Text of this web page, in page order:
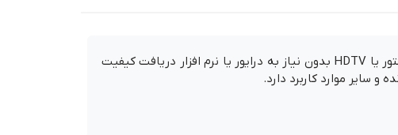
تبدیل USB-C به HDMI 4K 60Hz لنشن مدل CU208 انتقال تصویر از لپ تاپ، تبلت یا تلفن همراه به مانیتور، پروژکتور یا HDTV بدون نیاز به درایور یا نرم افزار دریافت کیفیت